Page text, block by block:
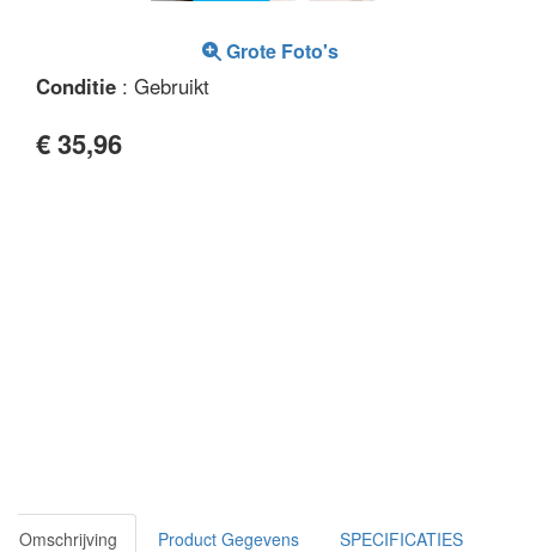
Grote Foto's
Conditie : Gebruikt
€ 35,96
Omschrijving Product Gegevens SPECIFICATIES